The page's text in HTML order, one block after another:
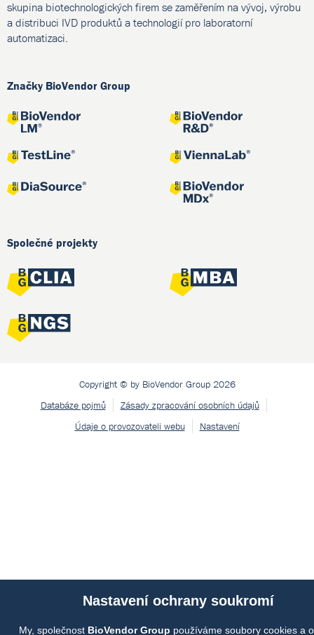
skupina biotechnologických firem se zaměřením na vývoj, výrobu
a distribuci IVD produktů a technologií pro laboratorní
automatizaci.
Značky BioVendor Group
Společné projekty
Copyright © by BioVendor Group 2026
Databáze pojmů
Zásady zpracování osobních údajů
Údaje o provozovateli webu
Nastavení
Nastavení ochrany soukromí
My, společnost BioVendor Group používáme soubory cookies a